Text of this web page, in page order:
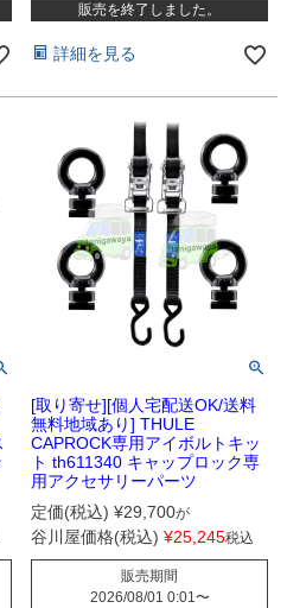
販売を終了しました。
詳細を見る
[取り寄せ][個人宅配送OK/送料
無料地域あり] THULE
CAPROCK専用アイボルトキッ
ト th611340 キャップロック専
用アクセサリーパーツ
定価(税込) ¥29,700が
谷川屋価格(税込) ¥25,245税込
販売期間
2026/08/01 0:01〜